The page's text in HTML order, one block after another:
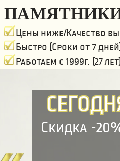
Цены ниже/Качество
Быстро (Сроки от 7 дней)
Работаем с 1999г. (27 лет)
Скидка -